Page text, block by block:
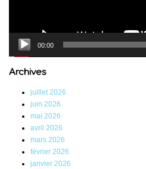
00:00
Archives
juillet 2026
juin 2026
mai 2026
avril 2026
mars 2026
février 2026
janvier 2026